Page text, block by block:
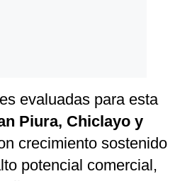
evaluadas para esta
Piura, Chiclayo y
crecimiento sostenido
potencial comercial,